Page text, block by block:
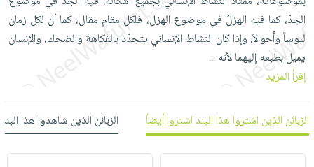
العناية
بالأسنان
الحمية
والتغذية
أدوات
المائدة
الأوعية
والتخزين
أدوات
المطبخ
الأكثر
مبيعاً
العودة
للمدارس
اكسسوارات
منزلية
شحن
مجاني
بنود
مختارة
اشتراكات
الاشتراكات
صندوق
بحث
متقدم
الجدّ، كما فيه الهزلُ في موضوع الهزل، فلكل مقام مقال، كما أن لكل زمان
لبوساً وأحوالاً. وإذا كان النشاط الإنساني يتجدّد بالفكاهة والضحك، والإنسان
يميل بطبعه إليهما لأنه...
إقرأ المزيد
الزبائن الذين اشتروا هذا البند اشتروا أيضاً الزبائن الذين شاهدوا هذا